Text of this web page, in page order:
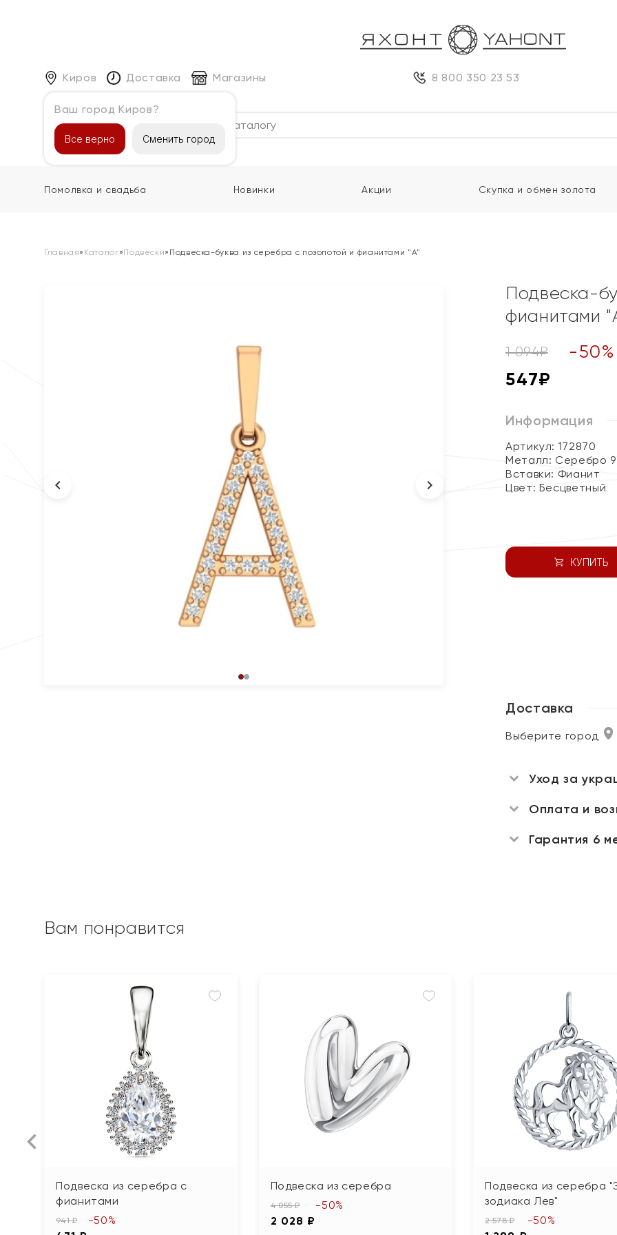
Киров
Ваш город Киров?
Все верно Сменить город
Доставка Магазины 8 800 350 23 53
Каталог
Помолвка и свадьба Новинки Акции Скупка и обмен золота
Главная» Каталог»Подвески» Подвеска-буква из серебра с позолотой и фианитами "А"
Подвеска-
фианитами
1 094₽ -50%
547₽
Информация
Артикул: 172870
Металл: Серебро
Вставки: Фианит
Цвет: Бесцветный
КУПИТЬ
Доставка
Выберите город
Уход за
Оплата и
Гарантия 6
Вам понравится
Подвеска из серебра с
фианитами
941 ₽ -50%
Подвеска из серебра
4 055 ₽
2 028 ₽
-50%
Подвеска из серебра
зодиака Лев"
2 578 ₽ -50%